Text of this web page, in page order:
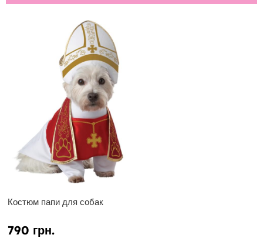
Костюм папи для собак
790 грн.